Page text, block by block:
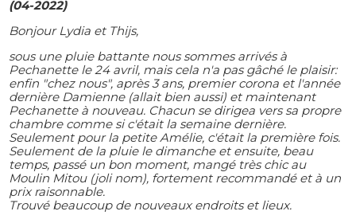
(04-2022)
Bonjour Lydia et Thijs,
sous une pluie battante nous sommes arrivés à
Pechanette le 24 avril, mais cela n'a pas gâché le plaisir:
enfin "chez nous", après 3 ans, premier corona et l'année
dernière Damienne (allait bien aussi) et maintenant
Pechanette à nouveau. Chacun se dirigea vers sa propre
chambre comme si c'était la semaine dernière.
Seulement pour la petite Amélie, c'était la première fois.
Seulement de la pluie le dimanche et ensuite, beau
temps, passé un bon moment, mangé très chic au
Moulin Mitou (joli nom), fortement recommandé et à un
prix raisonnable.
Trouvé beaucoup de nouveaux endroits et lieux.